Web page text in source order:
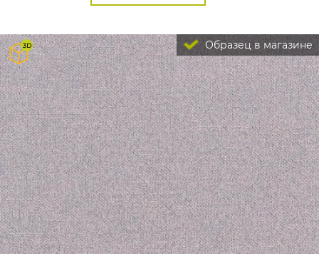
Образец в магазине